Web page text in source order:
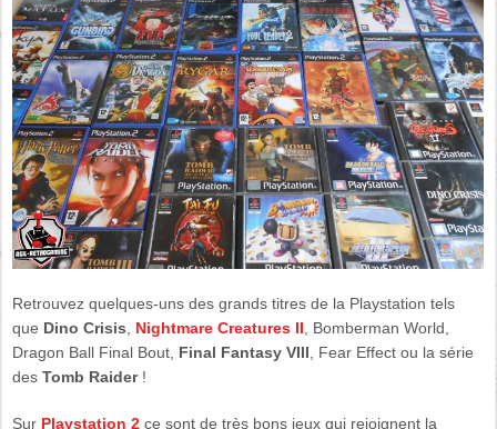
Retrouvez quelques-uns des grands titres de la Playstation tels
que Dino Crisis Nightmare Creatures II , Bomberman World,
Dragon Ball Final Bout, Final Fantasy VIII , Fear Effect ou la série
desTomb Raider!
Sur Playstation 2 ce sont de très bons jeux qui rejoignent la